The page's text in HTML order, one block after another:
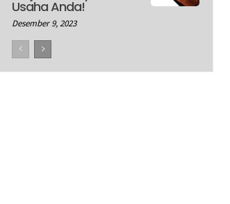
Usaha Anda!
Desember 9, 2023